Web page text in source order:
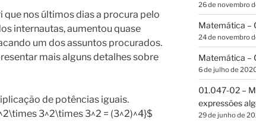
nos últimos dias a procura pelo
internautas, aumentou quase
um dos assuntos procurados.
mais alguns detalhes sobre
de potências iguais.
3^2\times 3^2 = (3^2)^4}$
26 de novembro
Matemática –
24 de novembro
Matemática –
6 de julho de
01.047-02 –
expressões
29 de junho de